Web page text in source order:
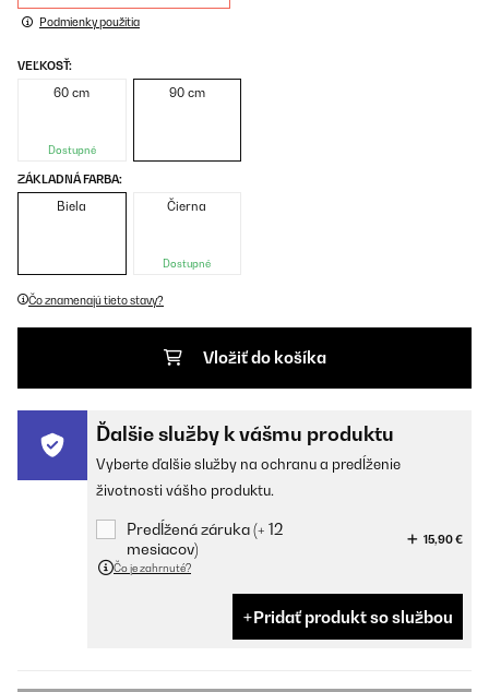
Podmienky použitia
VEĽKOSŤ:
60 cm
Dostupné
90 cm
ZÁKLADNÁ FARBA:
Biela Čierna
Dostupné
Čo znamenajú tieto stavy?
Vložiť do košíka
Ďalšie služby k vášmu produktu
Vyberte ďalšie služby na ochranu a predĺženie
životnosti vášho produktu.
Predĺžená záruka (+ 12
mesiacov)
15,90 €
Čo je zahrnuté?
Pridať produkt so službou